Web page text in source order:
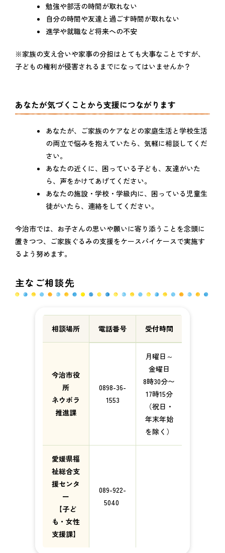
勉強や部活の時間が取れない
自分の時間や友達と過ごす時間が取れない
進学や就職など将来への不安
※家族の支え合いや家事の分担はとても大事なことですが、
子どもの権利が侵害されるまでになってはいませんか？
あなたが気づくことから支援につながります
あなたが、ご家族のケアなどの家庭生活と学校生活
の両立で悩みを抱えていたら、気軽に相談してくだ
さい。
あなたの近くに、困っている子ども、友達がいた
ら、声をかけてあげてください。
あなたの施設・学校・学級内に、困っている児童生
徒がいたら、連絡をしてください。
今治市では、お子さんの思いや願いに寄り添うことを念頭に
置きつつ、ご家族ぐるみの支援をケースパイケースで実施す
るよう努めます。
主なご相談先
相談場所 電話番号 受付時間
今治市役
所
ネウボラ
推進課
0898-36-
1553
月曜日～
金曜日
8時30分〜
17時15分
（祝日・
年末年始
を除く）
愛媛県福
祉総合支
援センタ
ー
【子ど
も・女性
支援課】
089-922-
5040